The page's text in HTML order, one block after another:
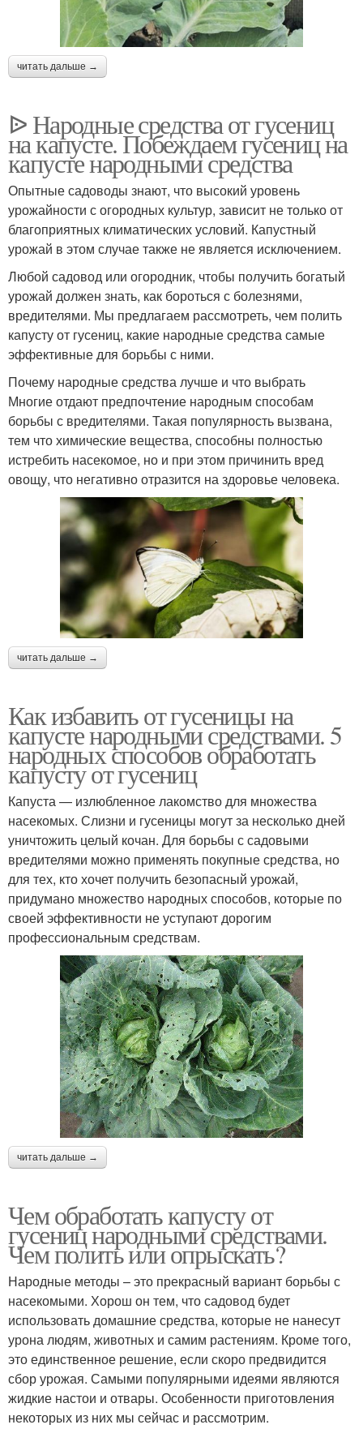
читать дальше →
ᐉ Народные средства от гусениц
на капусте. Побеждаем гусениц на
капусте народными средства
Опытные садоводы знают, что высокий уровень
урожайности с огородных культур, зависит не только от
благоприятных климатических условий. Капустный
урожай в этом случае также не является исключением.
Любой садовод или огородник, чтобы получить богатый
урожай должен знать, как бороться с болезнями,
вредителями. Мы предлагаем рассмотреть, чем полить
капусту от гусениц, какие народные средства самые
эффективные для борьбы с ними.
Почему народные средства лучше и что выбрать
Многие отдают предпочтение народным способам
борьбы с вредителями. Такая популярность вызвана,
тем что химические вещества, способны полностью
истребить насекомое, но и при этом причинить вред
овощу, что негативно отразится на здоровье человека.
читать дальше →
Как избавить от гусеницы на
капусте народными средствами. 5
народных способов обработать
капусту от гусениц
Капуста — излюбленное лакомство для множества
насекомых. Слизни и гусеницы могут за несколько дней
уничтожить целый кочан. Для борьбы с садовыми
вредителями можно применять покупные средства, но
для тех, кто хочет получить безопасный урожай,
придумано множество народных способов, которые по
своей эффективности не уступают дорогим
профессиональным средствам.
читать дальше →
Чем обработать капусту от
гусениц народными средствами.
Чем полить или опрыскать?
Народные методы – это прекрасный вариант борьбы с
насекомыми. Хорош он тем, что садовод будет
использовать домашние средства, которые не нанесут
урона людям, животных и самим растениям. Кроме того,
это единственное решение, если скоро предвидится
сбор урожая. Самыми популярными идеями являются
жидкие настои и отвары. Особенности приготовления
некоторых из них мы сейчас и рассмотрим.